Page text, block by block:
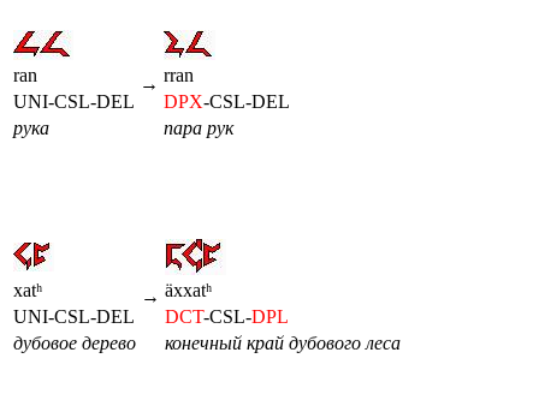
→
ran
rran
UNI-CSL-DEL
DPX-CSL-DEL
рука
пара рук
→
xatʰ
äxxatʰ
UNI-CSL-DEL
DCT-CSL-DPL
дубовое дерево
конечный край дубового леса